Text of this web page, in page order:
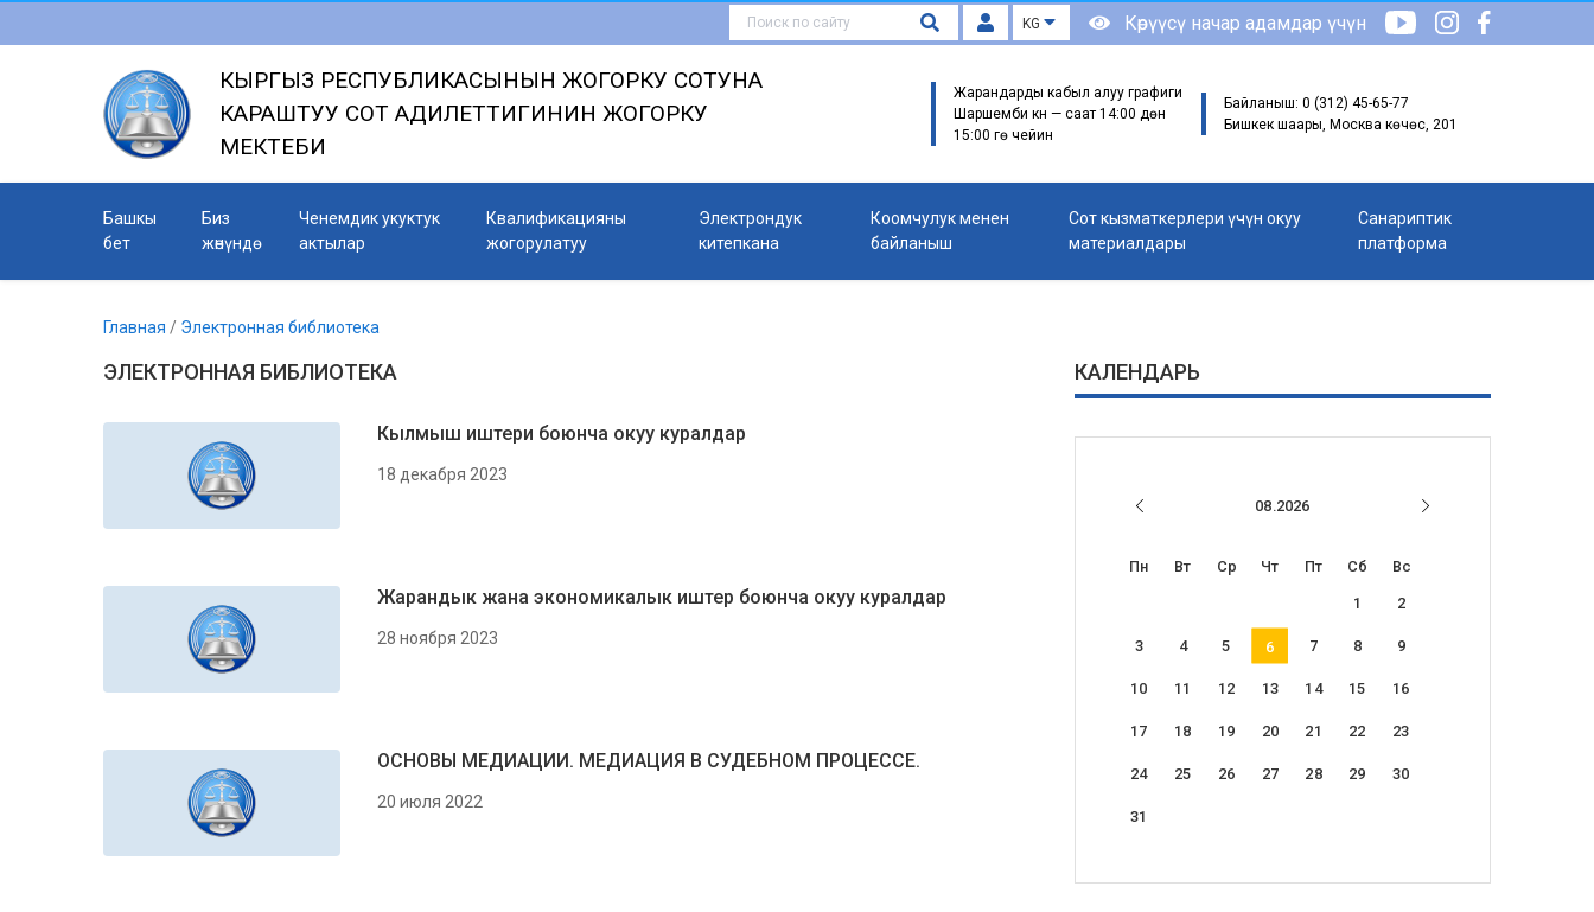
KG Көрүүсү начар адамдар үчүн
КЫРГЫЗ РЕСПУБЛИКАСЫНЫН ЖОГОРКУ СОТУНА
КАРАШТУУ СОТ АДИЛЕТТИГИНИН ЖОГОРКУ
МЕКТЕБИ
Жарандарды кабыл алуу графиги
Шаршемби күнү — саат 14:00 дөн
15:00 гө чейин
Байланыш: 0 (312) 45-65-77
Бишкек шаары, Москва көчөсү, 201
Башкы
бет
Биз
жөнүндө
Ченемдик укуктук
актылар
Квалификацияны
жогорулатуу
Электрондук
китепкана
Коомчулук менен
байланыш
Сот кызматкерлери үчүн окуу
материалдары
Санариптик
платформа
Главная / Электронная библиотека
ЭЛЕКТРОННАЯ БИБЛИОТЕКА
Кылмыш иштери боюнча окуу куралдар
18 декабря 2023
Жарандык жана экономикалык иштер боюнча окуу куралдар
28 ноября 2023
ОСНОВЫ МЕДИАЦИИ. МЕДИАЦИЯ В СУДЕБНОМ ПРОЦЕССЕ.
20 июля 2022
КАЛЕНДАРЬ
08.2026
Пн Вт Ср Чт Пт Сб Вс
1 2
3 4 5 6 7 8 9
10 11 12 13 14 15 16
17 18 19 20 21 22 23
24 25 26 27 28 29 30
31